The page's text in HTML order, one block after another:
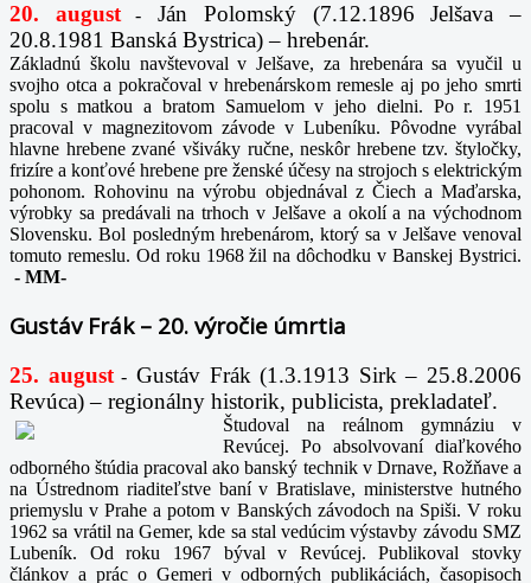
20. august-
Ján Polomský (7.12.1896 Jelšava –
20.8.1981 Banská Bystrica) – hrebenár.
Základnú školu navštevoval v Jelšave, za hrebenára sa vyučil u
svojho otca a pokračoval v hrebenárskom remesle aj po jeho smrti
spolu s matkou a bratom Samuelom v jeho dielni. Po r. 1951
pracoval v magnezitovom závode v Lubeníku. Pôvodne vyrábal
hlavne hrebene zvané všiváky ručne, neskôr hrebene tzv. štyločky,
frizíre a konťové hrebene pre ženské účesy na strojoch s elektrickým
pohonom. Rohovinu na výrobu objednával z Čiech a Maďarska,
výrobky sa predávali na trhoch v Jelšave a okolí a na východnom
Slovensku. Bol posledným hrebenárom, ktorý sa v Jelšave venoval
tomuto remeslu. Od roku 1968 žil na dôchodku v Banskej Bystrici.
- MM-
Gustáv Frák – 20. výročie úmrtia
25. august- Gustáv Frák (1.3.1913 Sirk – 25.8.2006
Revúca) – regionálny historik, publicista, prekladateľ.
Študoval na reálnom gymnáziu v
Revúcej. Po absolvovaní diaľkového
odborného štúdia pracoval ako banský technik v Drnave, Rožňave a
na Ústrednom riaditeľstve baní v Bratislave, ministerstve hutného
priemyslu v Prahe a potom v Banských závodoch na Spiši. V roku
1962 sa vrátil na Gemer, kde sa stal vedúcim výstavby závodu SMZ
Lubeník. Od roku 1967 býval v Revúcej. Publikoval stovky
článkov a prác o Gemeri v odborných publikáciách, časopisoch